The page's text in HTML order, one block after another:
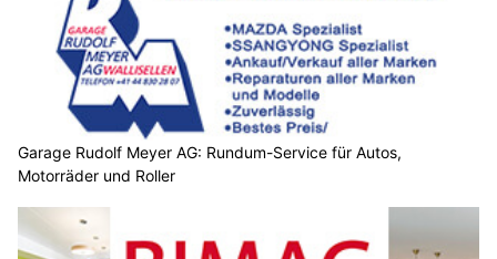
Garage Rudolf Meyer AG: Rundum-Service für Autos,
Motorräder und Roller